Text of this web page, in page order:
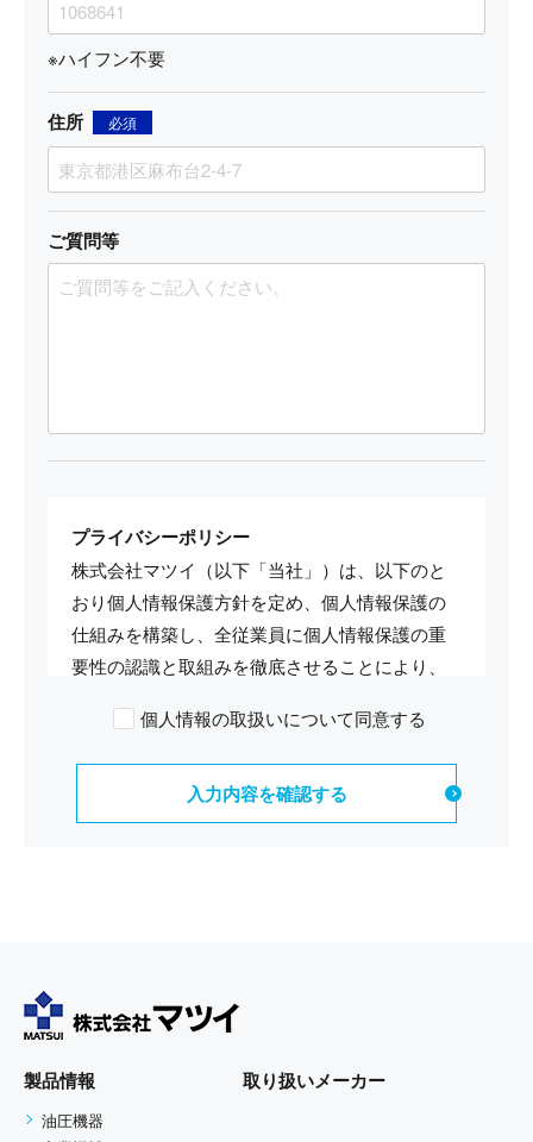
※ハイフン不要
住所 必須
ご質問等
プライバシーポリシー
株式会社マツイ（以下「当社」）は、以下のと
おり個人情報保護方針を定め、個人情報保護の
仕組みを構築し、全従業員に個人情報保護の重
要性の認識と取組みを徹底させることにより、
当社は、お客さまの個人情報を正確かつ最新の
状態に保ち、個人情報への不正アクセス・紛
個人情報の利用目的
お客さまからお預かりした個人情報は、当社か
らのご連絡や業務のご案内やご質問に対する回
たします。
個人情報の取扱いについて同意する
製品情報
油圧機器
取り扱いメーカー